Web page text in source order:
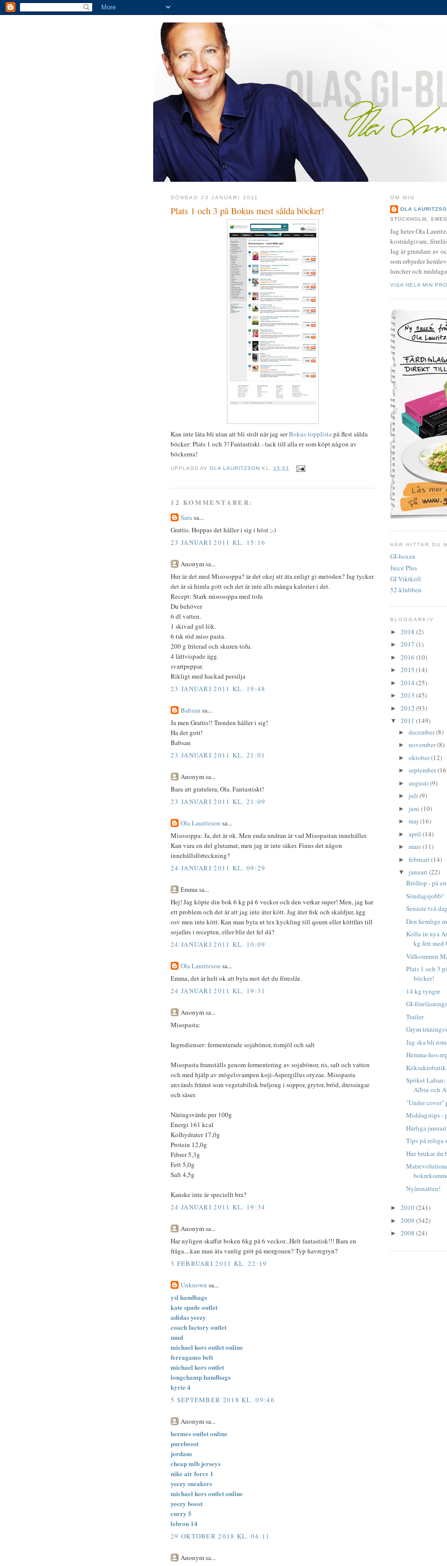
SÖNDAG 23 JANUARI 2011
Plats 1 och 3 på Bokus mest sålda böcker!
Kan inte låta bli utan att bli stolt när jag serBokus topplistapå flest sålda
böcker: Plats 1 och 3! Fantastiskt - tack till alla er som köpt någon av
böckerna!
UPPLAGD AVOLA LAURITZSON KL.15:01
12 KOMMENTARER:
Sarasa...
Grattis. Hoppas det håller i sig i höst ;-)
23 JANUARI 2011 KL. 15:16
Anonym sa...
Hur är det med Misosoppa? är det okej att äta enligt gi metoden? Jag tycker
det är så himla gott och det är inte alls många kalorier i det.
Recept: Stark misosoppa med tofu
Du behöver
6 dl vatten.
1 skivad gul lök.
6 tsk röd miso pasta.
200 g friterad och skuren tofu.
4 lättvispade ägg.
svartpeppar.
Rikligt med hackad persilja
23 JANUARI 2011 KL. 19:48
Babsan sa...
Ja men Grattis!! Trenden håller i sig!
Ha det gott!
Babsan
23 JANUARI 2011 KL. 21:01
Anonym sa...
Bara att gratulera, Ola. Fantastiskt!
23 JANUARI 2011 KL. 21:09
Ola Lauritzson sa...
Misosoppa: Ja, det är ok. Men enda undran är vad Misopastan innehåller.
Kan vara en del glutamat, men jag är inte säker. Finns det någon
innehållsförteckning?
24 JANUARI 2011 KL. 09:29
Emma sa...
Hej! Jag köpte din bok 6 kg på 6 veckor och den verkar super! Men, jag har
ett problem och det är att jag inte äter kött. Jag äter fisk och skaldjur, ägg
osv men inte kött. Kan man byta ut tex kyckling till qourn eller köttfärs till
sojafärs i recepten, eller blir det fel då?
24 JANUARI 2011 KL. 10:09
Ola Lauritzson sa...
Emma, det är helt ok att byta mot det du föreslår.
24 JANUARI 2011 KL. 19:31
Anonym sa...
Misopasta:
Ingredienser: fermenterade sojabönor, rismjöl och salt
Misopasta framställs genom fermentering av sojabönor, ris, salt och vatten
och med hjälp av mögelsvampen koji-Aspergillus oryzae. Misopasta
används främst som vegetabilisk buljong i soppor, grytor, bröd, dressingar
och såser.
Näringsvärde per 100g
Energi 161 kcal
Kolhydrater 17,0g
Protein 12,0g
Fibrer 5,3g
Fett 5,0g
Salt 4,5g
Kanske inte är speciellt bra?
24 JANUARI 2011 KL. 19:34
Anonym sa...
Har nyligen skaffat boken 6kg på 6 veckor...Helt fantastisk!!! Bara en
fråga....kan man äta vanlig gröt på morgonen? Typ havregryn?
3 FEBRUARI 2011 KL. 22:19
Unknown sa...
ysl handbags
kate spade outlet
adidas yeezy
coach factory outlet
nmd
michael kors outlet online
ferragamo belt
michael kors outlet
longchamp handbags
kyrie 4
5 SEPTEMBER 2018 KL. 09:46
Anonym sa...
hermes outlet online
pureboost
jordans
cheap mlb jerseys
nike air force 1
yeezy sneakers
michael kors outlet online
yeezy boost
curry 5
lebron 14
29 OKTOBER 2018 KL. 04:11
Anonym sa...
OM MIG
OLA
STOCKHOLM,
Jag heter Ola
kostrådgivare,
Jag är grundare av
som erbjuder
luncher och
VISA HELA MIN
HÄR HITTAR DU
GI-boxen
Juice Plus
GI Viktkoll
52-klubben
BLOGGARKIV
► 2018 (2)
► 2017 (1)
► 2016 (10)
► 2015 (14)
► 2014 (25)
► 2013 (45)
► 2012 (93)
▼ 2011 (149)
► december(8)
► november(8)
► oktober(12)
► september
► augusti (9)
► juli (9)
► juni (10)
► maj (16)
► april (14)
► mars(11)
► februari (14)
▼ januari (22)
Bröllop - på
Söndagsjobb!
Senaste två
Den hemlige
Kolla in nya
kg fett med
Välkommen
Plats 1 och 3
böcker!
14 kg tyngre
GI-
Trailer
Grym
Jag ska bli
Hemma-hos-
Spöket
Albin och
"Under cover"
Middagstips -
Härliga
Tips på roliga
Hur brukar du
Nyårsnatten!
► 2010(241)
► 2009 (342)
► 2008 (24)